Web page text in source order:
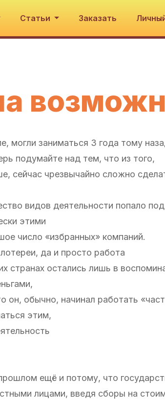
Статьи Заказать
могли заниматься 3 года тому
подумайте над тем, что из того,
сейчас чрезвычайно сложно
видов деятельности попало
этими
число «избранных» компаний.
да и просто работа
странах остались лишь в
он, обычно, начинал работать
этим,
ещё и потому, что
лицами, введя сборы на